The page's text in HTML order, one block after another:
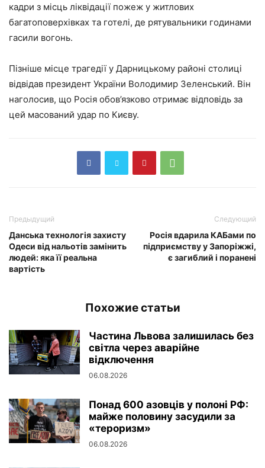
кадри з місць ліквідації пожеж у житлових
багатоповерхівках та готелі, де рятувальники годинами
гасили вогонь.
Пізніше місце трагедії у Дарницькому районі столиці
відвідав президент України Володимир Зеленський. Він
наголосив, що Росія обов’язково отримає відповідь за
цей масований удар по Києву.
Предыдущий
Данська технологія захисту
Одеси від нальотів замінить
людей: яка її реальна
вартість
Следующий
Росія вдарила КАБами по
підприємству у Запоріжжі,
є загиблий і поранені
Похожие статьи
Частина Львова залишилась без
світла через аварійне
відключення
06.08.2026
Понад 600 азовців у полоні РФ:
майже половину засудили за
«тероризм»
06.08.2026